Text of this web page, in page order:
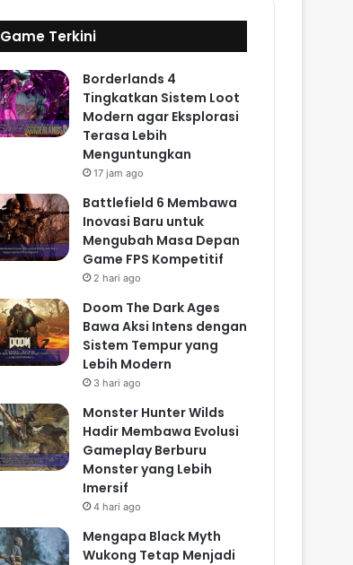
Game Terkini
Borderlands 4
Tingkatkan Sistem Loot
Modern agar Eksplorasi
Terasa Lebih
Menguntungkan
17 jam ago
Battlefield 6 Membawa
Inovasi Baru untuk
Mengubah Masa Depan
Game FPS Kompetitif
2 hari ago
Doom The Dark Ages
Bawa Aksi Intens dengan
Sistem Tempur yang
Lebih Modern
3 hari ago
Monster Hunter Wilds
Hadir Membawa Evolusi
Gameplay Berburu
Monster yang Lebih
Imersif
4 hari ago
Mengapa Black Myth
Wukong Tetap Menjadi